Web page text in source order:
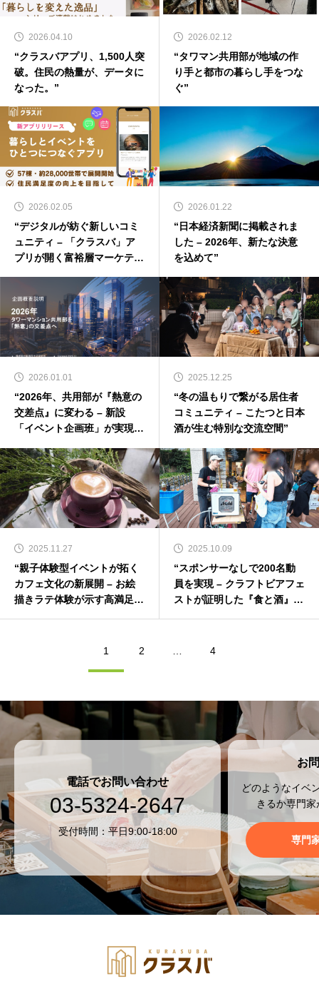
2026.04.10
“クラスバアプリ、1,500人突
破。住民の熱量が、データに
なった。”
2026.02.12
“タワマン共用部が地域の作
り手と都市の暮らし手をつな
ぐ”
2026.02.05
“デジタルが紡ぐ新しいコミ
ュニティ – 「クラスバ」ア
プリが開く富裕層マーケティ
2026.01.22
“日本経済新聞に掲載されま
した – 2026年、新たな決意
を込めて”
2026.01.01
“2026年、共用部が『熱意の
交差点』に変わる – 新設
「イベント企画班」が実現す
2025.12.25
“冬の温もりで繋がる居住者
コミュニティ – こたつと日本
酒が生む特別な交流空間”
2025.11.27
“親子体験型イベントが拓く
カフェ文化の新展開 – お絵
描きラテ体験が示す高満足度
2025.10.09
“スポンサーなしで200名動
員を実現 – クラフトビアフェ
ストが証明した『食と酒』マ
1 2 4
電話でお問い合わせ
03-5324-2647
受付時間：平日9:00-18:00
お
どのようなイベ
きるか専門
専門